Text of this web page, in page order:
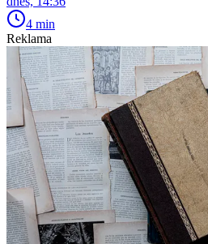
4 min
Reklama